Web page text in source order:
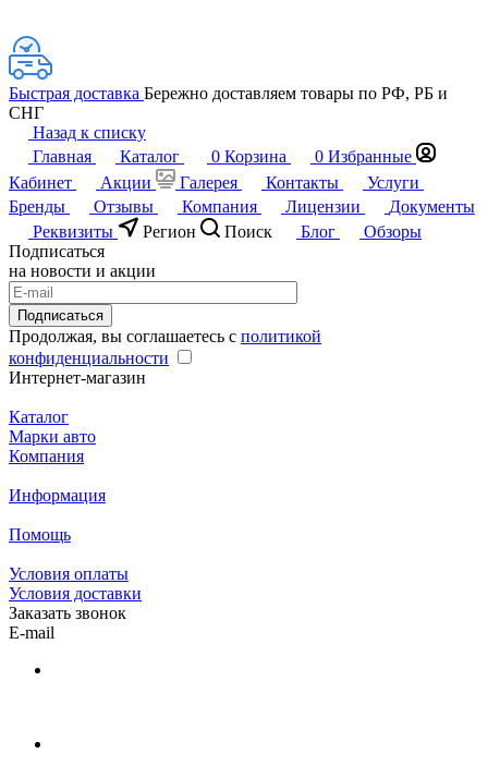
Быстрая доставка Бережно доставляем товары по РФ, РБ и
СНГ
Назад к списку
Главная
Каталог 0 Корзина 0 Избранные
Кабинет
Акции Галерея Контакты
Услуги
Бренды
Отзывы Компания Лицензии
Документы
Реквизиты
Регион Поиск Блог
Обзоры
Подписаться
на новости и акции
Подписаться
Продолжая, вы соглашаетесь с политикой
конфиденциальности
Интернет-магазин
Каталог
Марки авто
Компания
Информация
Помощь
Условия оплаты
Условия доставки
Заказать звонок
E-mail